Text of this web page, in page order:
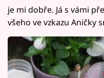
je mi dobře. Já s vámi
všeho ve vzkazu Aničky